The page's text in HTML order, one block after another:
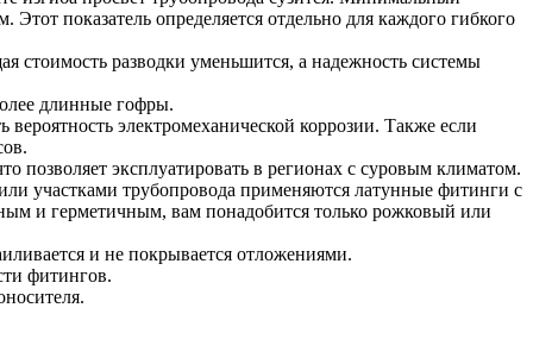
показатель определяется отдельно для каждого гибкого
стоимость разводки уменьшится, а надежность системы
длинные гофры.
электромеханической коррозии. Также если
позволяет эксплуатировать в регионах с суровым климатом.
участками трубопровода применяются латунные фитинги с
и герметичным, вам понадобится только рожковый или
и не покрывается отложениями.
фитингов.